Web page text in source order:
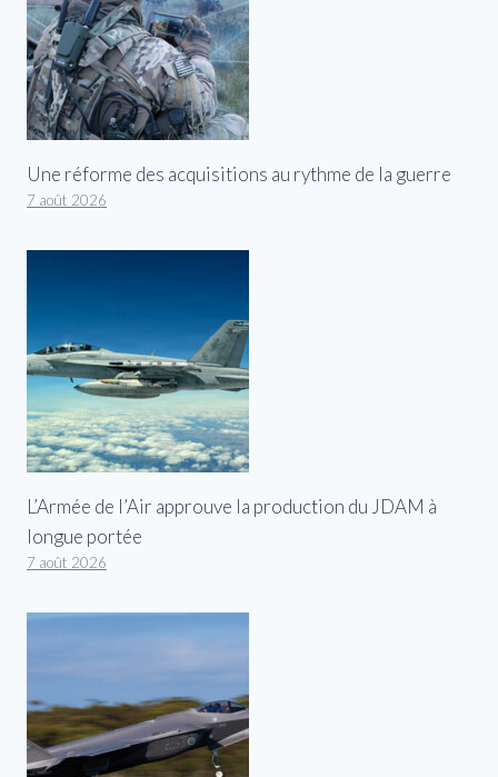
Une réforme des acquisitions au rythme de la guerre
7 août 2026
L’Armée de l’Air approuve la production du JDAM à
longue portée
7 août 2026